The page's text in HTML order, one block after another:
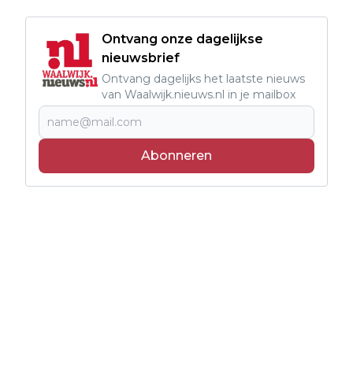
Ontvang onze dagelijkse
nieuwsbrief
Ontvang dagelijks het laatste nieuws
van Waalwijk.nieuws.nl in je mailbox
Abonneren